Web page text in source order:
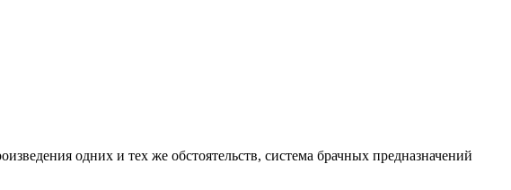
одних и тех же обстоятельств, система брачных предназначений